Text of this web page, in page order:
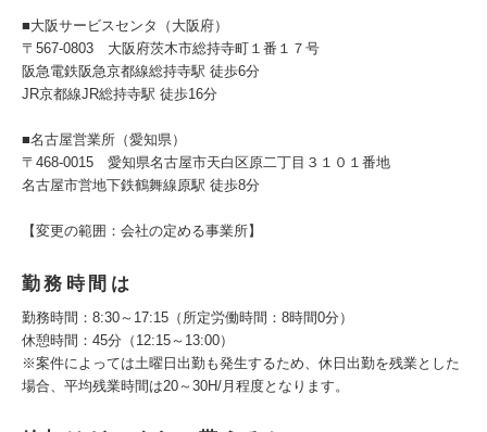
■大阪サービスセンタ（大阪府）
〒567-0803 大阪府茨木市総持寺町１番１７号
阪急電鉄阪急京都線総持寺駅 徒歩6分
JR京都線JR総持寺駅 徒歩16分
■名古屋営業所（愛知県）
〒468-0015 愛知県名古屋市天白区原二丁目３１０１番地
名古屋市営地下鉄鶴舞線原駅 徒歩8分
【変更の範囲：会社の定める事業所】
勤務時間は
勤務時間：8:30～17:15（所定労働時間：8時間0分）
休憩時間：45分（12:15～13:00）
※案件によっては土曜日出勤も発生するため、休日出勤を残業とした
場合、平均残業時間は20～30H/月程度となります。